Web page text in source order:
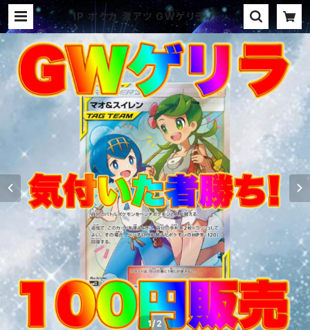
1P ポケカ 激アツ GWゲリラ パック
オリパ | オリパ ブラザーズ オリパ
専門店 (ポケカ、ワンピース、遊戯王、
ヴァイス、ドラゴンボール)
1/2